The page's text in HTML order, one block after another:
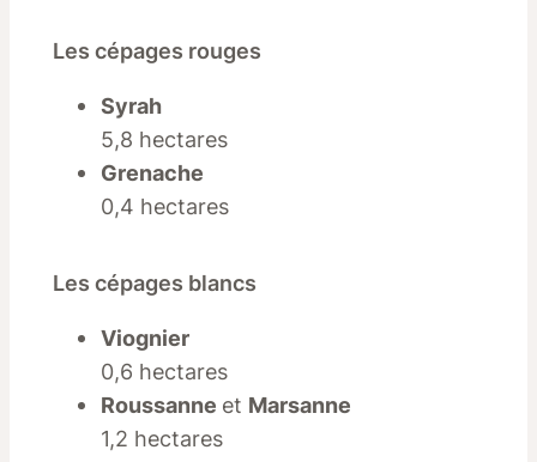
Les cépages rouges
Syrah
5,8 hectares
Grenache
0,4 hectares
Les cépages blancs
Viognier
0,6 hectares
Roussanne et Marsanne
1,2 hectares